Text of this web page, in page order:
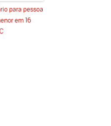
para pessoa
em 16